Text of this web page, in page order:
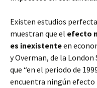
Existen estudios
muestran que el efecto
es inexistenteen
y Overman, de la
que “en el periodo de
encuentra ningún